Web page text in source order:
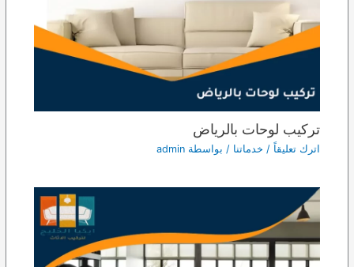
تركيب لوحات بالرياض
اترك تعليقاً / خدماتنا / بواسطة admin